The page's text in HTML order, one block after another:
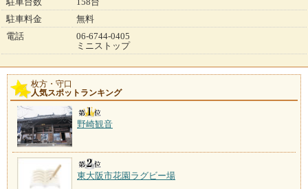
駐車料金
無料
電話
06-6744-0405
ミニストップ
枚方・守口
人気スポットランキング
野崎観音
東大阪市花園ラグビー場